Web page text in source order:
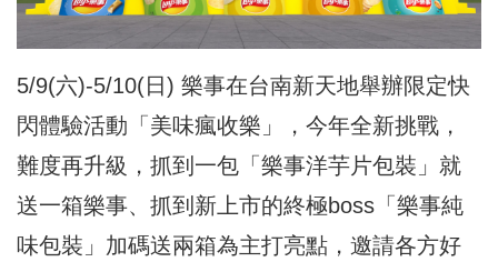
5/9(六)-5/10(日) 樂事在台南新天地舉辦限定快
閃體驗活動「美味瘋收樂」，今年全新挑戰，
難度再升級，抓到一包「樂事洋芋片包裝」就
送一箱樂事、抓到新上市的終極boss「樂事純
味包裝」加碼送兩箱為主打亮點，邀請各方好